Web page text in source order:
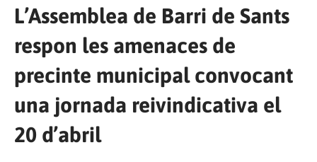
L’Assemblea de Barri de Sants
respon les amenaces de
precinte municipal convocant
una jornada reivindicativa el
20 d’abril